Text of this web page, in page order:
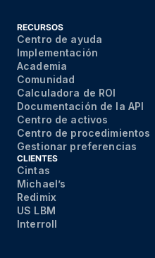
RECURSOS
Centro de ayuda
Implementación
Academia
Comunidad
Calculadora de ROI
Documentación de la API
Centro de activos
Centro de procedimientos
Gestionar preferencias
CLIENTES
Cintas
Michael’s
Redimix
US LBM
Interroll